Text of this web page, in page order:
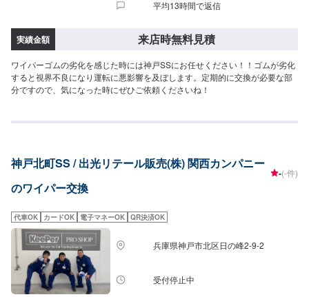
平均13時間で返信
実績金額 来店時無料見積
ワイパーゴムの劣化を感じた時には神戸SSにお任せください！！ゴムが劣化
すると視界不良になり運転に悪影響を及ぼします。定期的に交換が必要な部
分ですので、気になった時にぜひご依頼くださいね！
神戸北町SS / 出光リテール販売(株) 関西カンパニー
のワイパー交換
-(-件)
代車OK カードOK 電子マネーOK QR決済OK
兵庫県神戸市北区日の峰2-9-2
受付停止中